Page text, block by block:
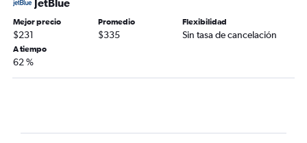
JetBlue
Mejor precio
$231
Promedio
$335
Flexibilidad
Sin tasa de cancelación
A tiempo
62 %